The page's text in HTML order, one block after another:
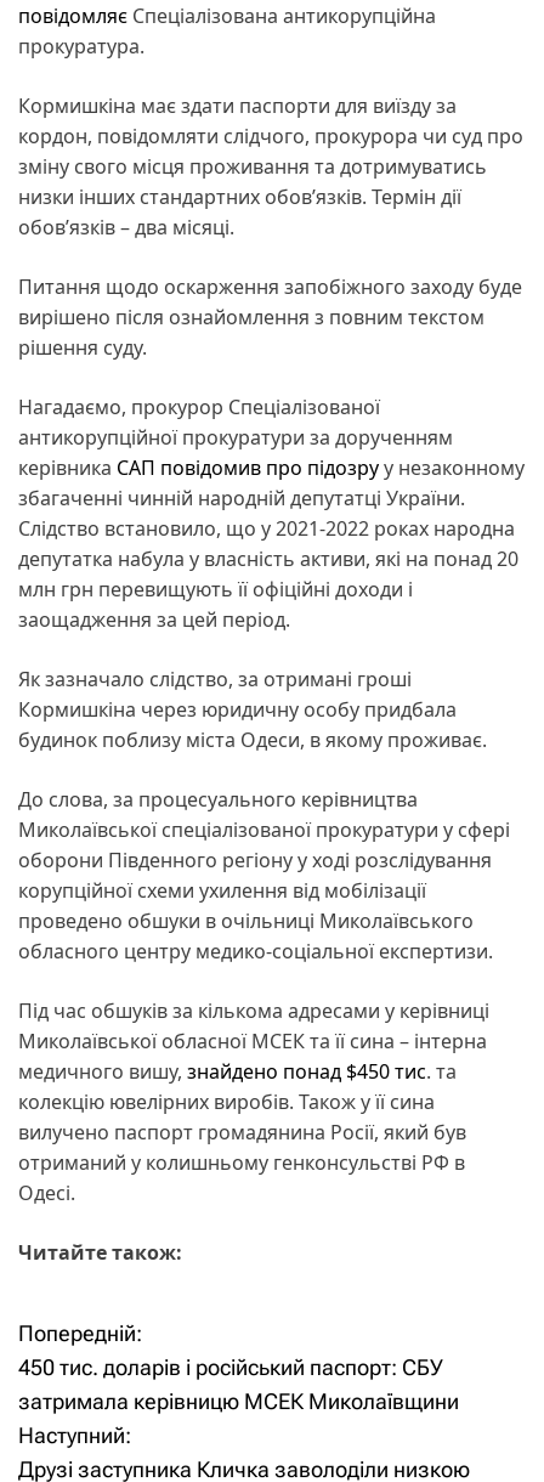
повідомляє Спеціалізована антикорупційна
прокуратура.
Кормишкіна має здати паспорти для виїзду за
кордон, повідомляти слідчого, прокурора чи суд про
зміну свого місця проживання та дотримуватись
низки інших стандартних обов’язків. Термін дії
обов’язків – два місяці.
Питання щодо оскарження запобіжного заходу буде
вирішено після ознайомлення з повним текстом
рішення суду.
Нагадаємо, прокурор Спеціалізованої
антикорупційної прокуратури за дорученням
керівника САП повідомив про підозруу незаконному
збагаченні чинній народній депутатці України.
Слідство встановило, що у 2021-2022 роках народна
депутатка набула у власність активи, які на понад 20
млн грн перевищують її офіційні доходи і
заощадження за цей період.
Як зазначало слідство, за отримані гроші
Кормишкіна через юридичну особу придбала
будинок поблизу міста Одеси, в якому проживає.
До слова, за процесуального керівництва
Миколаївської спеціалізованої прокуратури у сфері
оборони Південного регіону у ході розслідування
корупційної схеми ухилення від мобілізації
проведено обшуки в очільниці Миколаївського
обласного центру медико-соціальної експертизи.
Під час обшуків за кількома адресами у керівниці
Миколаївської обласної МСЕК та її сина – інтерна
медичного вишу, знайдено понад $450 тис. та
колекцію ювелірних виробів. Також у її сина
вилучено паспорт громадянина Росії, який був
отриманий у колишньому генконсульстві РФ в
Одесі.
Читайте також:
Н
а
в
Попередній:
450 тис. доларів і російський паспорт: СБУ
затримала керівницю МСЕК Миколаївщини
Наступний:
Друзі заступника Кличка заволоділи низкою